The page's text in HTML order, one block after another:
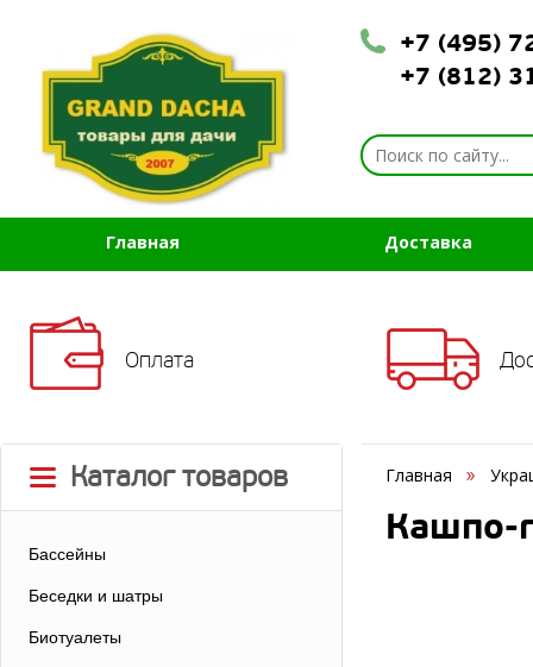
+7 (495)
+7 (812)
Главная Доставка
Оплата
Каталог товаров
Бассейны
Беседки и шатры
Биотуалеты
Главная
Кашпо-